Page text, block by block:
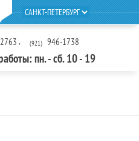
, (921) 946-1738
пн. - сб. 10 - 19